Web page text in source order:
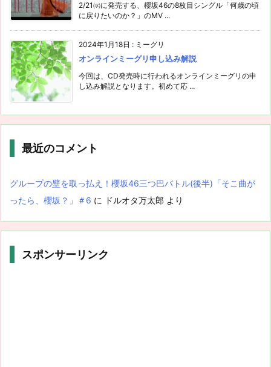
2/21㈬に発売する、櫻坂46の8枚目シングル「何歳の頃
に戻りたいのか？」のMV ...
2024年1月18日 : ミーグリ
オンラインミーグリ申し込み解説
今回は、CD発売時に行われるオンラインミーグリの申
し込み解説となります。初めて応 ...
最近のコメント
グループの壁を取っ払え！櫻坂46三つ巴バトル(後半)「そこ曲が
ったら、櫻坂？」＃6 に ドルオタ万太郎 より
スポンサーリンク